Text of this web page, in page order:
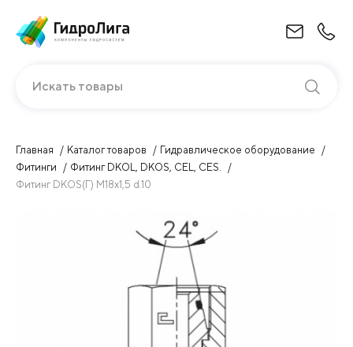
Искать товары
Главная Каталог товаров
Гидравлическое оборудование
Фитинги
Фитинг DKOL, DKOS, CEL, CES.
Фитинг DKOS(Г) М18х1,5 d.10